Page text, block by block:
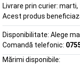
Livrare prin curier: marti,
Acest produs
Disponibilitate: Alege
Comandă telefonic:
Mărimi disponibile: